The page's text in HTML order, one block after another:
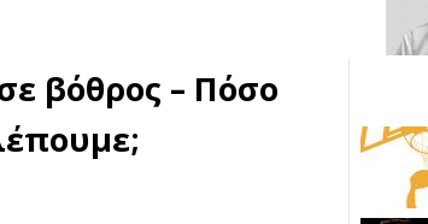
βόθρος – Πόσο